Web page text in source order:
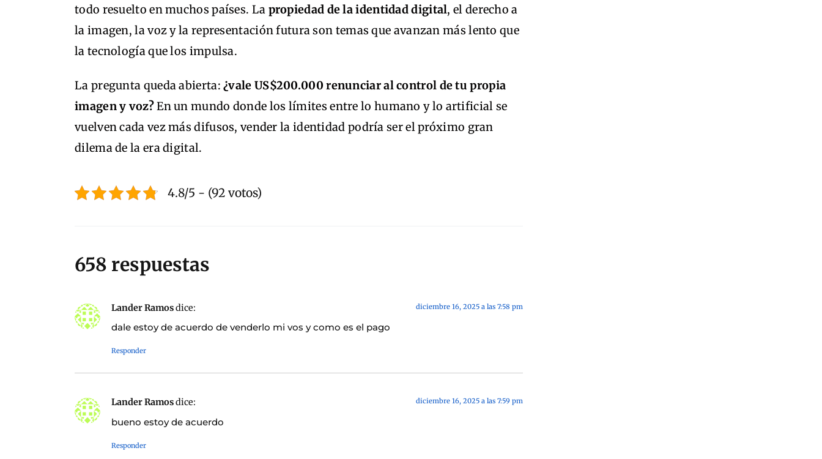
todo resuelto en muchos países. La propiedad de la identidad digital, el derecho a
la imagen, la voz y la representación futura son temas que avanzan más lento que
la tecnología que los impulsa.
La pregunta queda abierta:¿vale US$200.000 renunciar al control de tu propia
imagen y voz?En un mundo donde los límites entre lo humano y lo artificial se
vuelven cada vez más difusos, vender la identidad podría ser el próximo gran
dilema de la era digital.
4.8/5 - (92 votos)
658 respuestas
Lander Ramosdice: diciembre 16, 2025 a las 7:58 pm
dale estoy de acuerdo de venderlo mi vos y como es el pago
Responder
Lander Ramosdice: diciembre 16, 2025 a las 7:59 pm
bueno estoy de acuerdo
Responder